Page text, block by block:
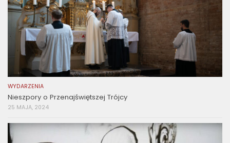
WYDARZENIA
Nieszpory o Przenajświętszej Trójcy
25 MAJA, 2024